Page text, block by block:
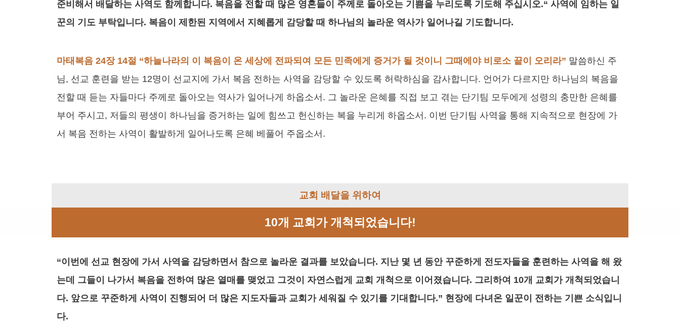
준비해서 배달하는 사역도 함께합니다. 복음을 전할 때 많은 영혼들이 주께로 돌아오는 기쁨을 누리도록 기도해 주십시오.“ 사역에 임하는 일
꾼의 기도 부탁입니다. 복음이 제한된 지역에서 지혜롭게 감당할 때 하나님의 놀라운 역사가 일어나길 기도합니다.
마태복음 24장 14절 “하늘나라의 이 복음이 온 세상에 전파되여 모든 민족에게 증거가 될 것이니 그때에야 비로소 끝이 오리라” 말씀하신 주
님, 선교 훈련을 받는 12명이 선교지에 가서 복음 전하는 사역을 감당할 수 있도록 허락하심을 감사합니다. 언어가 다르지만 하나님의 복음을
전할 때 듣는 자들마다 주께로 돌아오는 역사가 일어나게 하옵소서. 그 놀라운 은혜를 직접 보고 겪는 단기팀 모두에게 성령의 충만한 은혜를
부어 주시고, 저들의 평생이 하나님을 증거하는 일에 힘쓰고 헌신하는 복을 누리게 하옵소서. 이번 단기팀 사역을 통해 지속적으로 현장에 가
서 복음 전하는 사역이 활발하게 일어나도록 은혜 베풀어 주옵소서.
교회 배달을 위하여
10개 교회가 개척되었습니다!
“이번에 선교 현장에 가서 사역을 감당하면서 참으로 놀라운 결과를 보았습니다. 지난 몇 년 동안 꾸준하게 전도자들을 훈련하는 사역을 해 왔
는데 그들이 나가서 복음을 전하여 많은 열매를 맺었고 그것이 자연스럽게 교회 개척으로 이어졌습니다. 그리하여 10개 교회가 개척되었습니
다. 앞으로 꾸준하게 사역이 진행되어 더 많은 지도자들과 교회가 세워질 수 있기를 기대합니다.” 현장에 다녀온 일꾼이 전하는 기쁜 소식입니
다.